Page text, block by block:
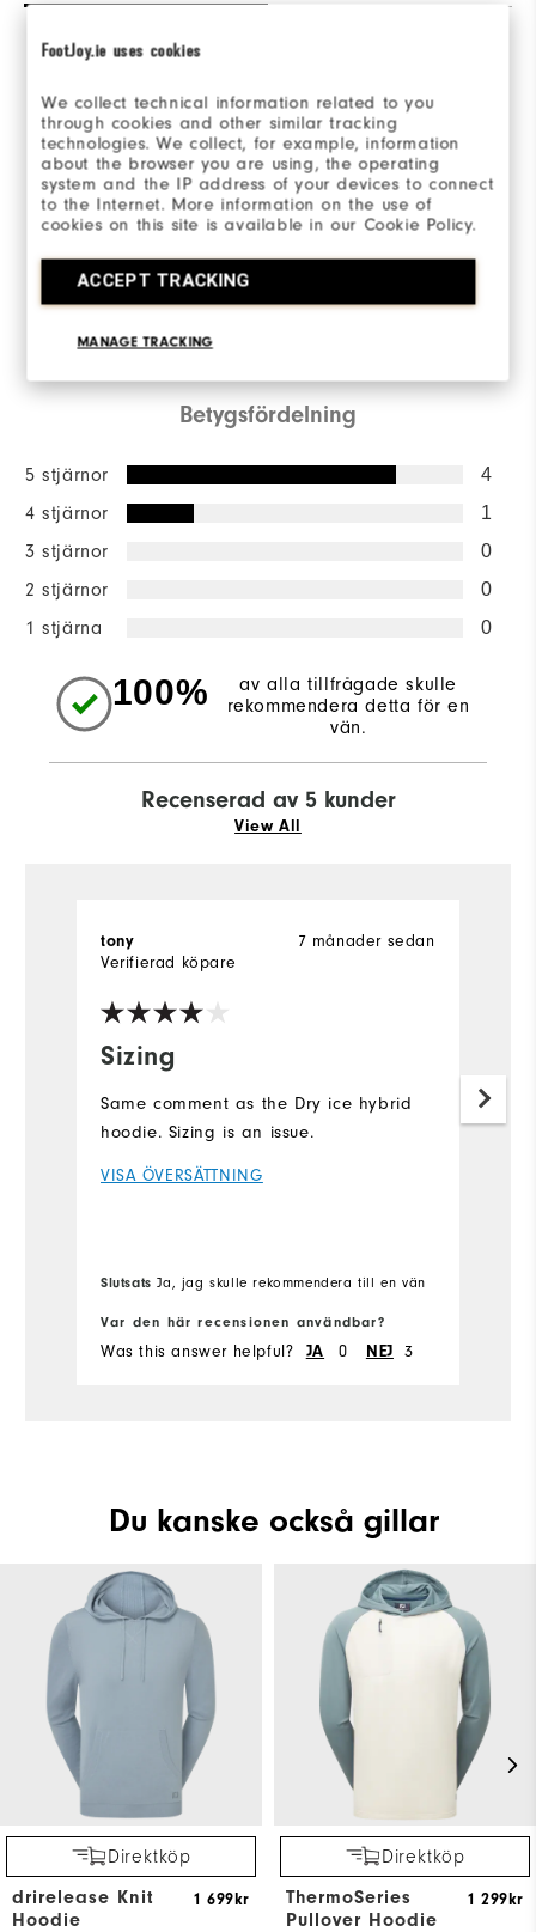
FootJoy.ie uses cookies
We collect technical information related to you
through cookies and other similar tracking
technologies. We collect, for example, information
about the browser you are using, the operating
system and the IP address of your devices to connect
to the Internet. More information on the use of
cookies on this site is available in our Cookie Policy.
ACCEPT TRACKING
MANAGE TRACKING
4.8/5
Based on 5 Review(s)
Betygsfördelning
5 stjärnor 4
4 stjärnor 1
3 stjärnor 0
2 stjärnor 0
1 stjärna 0
100%
av alla tillfrågade skulle
rekommendera detta för en
vän.
Recenserad av 5 kunder
View All
Sizing
7 månader sedan
tony
Verifierad köpare
Same comment as the Dry ice hybrid
hoodie. Sizing is an issue.
VISA ÖVERSÄTTNING
Slutsats Ja, jag skulle rekommendera till en vän
Var den här recensionen användbar?
Was this answer helpful? JA 0 NEJ 3
Du kanske också gillar
Direktköp
drirelease Knit
Hoodie
1 699kr
Direktköp
ThermoSeries
Pullover Hoodie
1 299kr